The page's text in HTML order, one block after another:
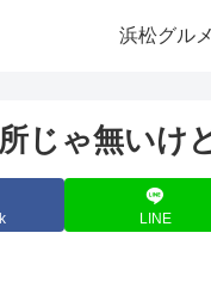
浜松グル
じゃ無いけ
LINE